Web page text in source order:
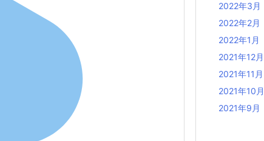
2022年3月
2022年2月
2022年1月
2021年12月
2021年11月
2021年10月
2021年9月